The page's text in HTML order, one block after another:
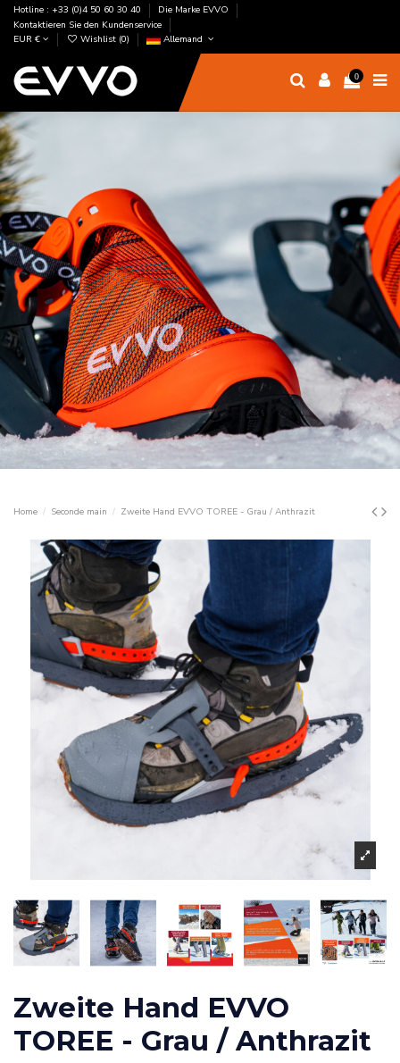
Hotline : +33 (0)4 50 60 30 40
Die Marke EVVO
Kontaktieren Sie den Kundenservice
EUR €
Wishlist (0) Allemand
0
Home Seconde main Zweite Hand EVVO TOREE - Grau / Anthrazit
Zweite Hand EVVO
TOREE - Grau / Anthrazit